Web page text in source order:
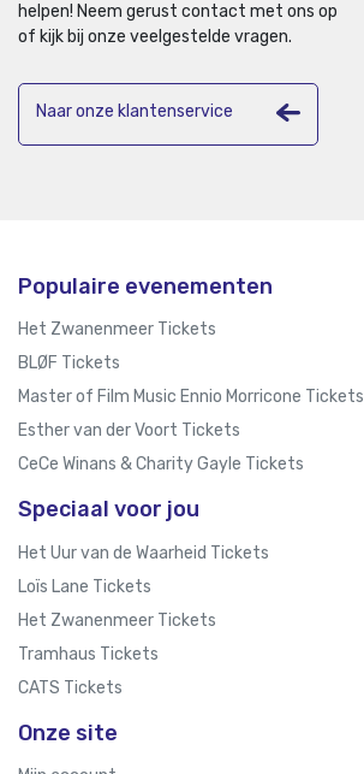
helpen! Neem gerust contact met ons op
of kijk bij onze veelgestelde vragen.
Naar onze klantenservice
Populaire evenementen
Het Zwanenmeer Tickets
BLØF Tickets
Master of Film Music Ennio Morricone Tickets
Esther van der Voort Tickets
CeCe Winans & Charity Gayle Tickets
Speciaal voor jou
Het Uur van de Waarheid Tickets
Loïs Lane Tickets
Het Zwanenmeer Tickets
Tramhaus Tickets
CATS Tickets
Onze site